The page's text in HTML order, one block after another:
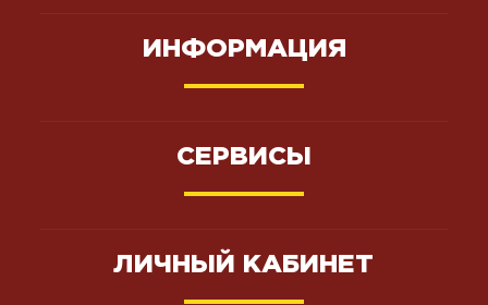
ИНФОРМАЦИЯ
СЕРВИСЫ
ЛИЧНЫЙ КАБИНЕТ